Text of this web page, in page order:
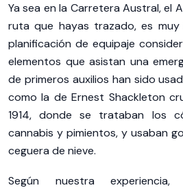
Ya sea en la Carretera Austral, el
ruta que hayas trazado, es
planificación de equipaje
elementos que asistan una
de primeros auxilios han sido
como la de Ernest Shackleton
1914, donde se trataban los
cannabis y pimientos, y usaban
ceguera de nieve.
Según nuestra experiencia,